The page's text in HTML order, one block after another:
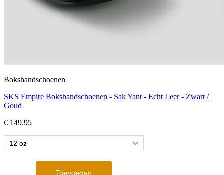
Bokshandschoenen
SKS Empire Bokshandschoenen - Sak Yant - Echt Leer - Zwart /
Goud
€ 149.95